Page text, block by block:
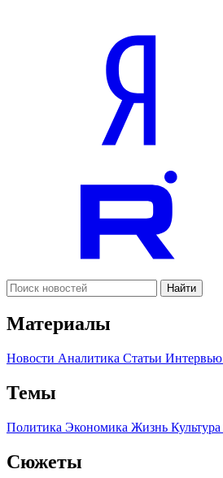
Найти
Материалы
Новости Аналитика Статьи Интервью
Темы
Политика Экономика Жизнь Культура
Сюжеты